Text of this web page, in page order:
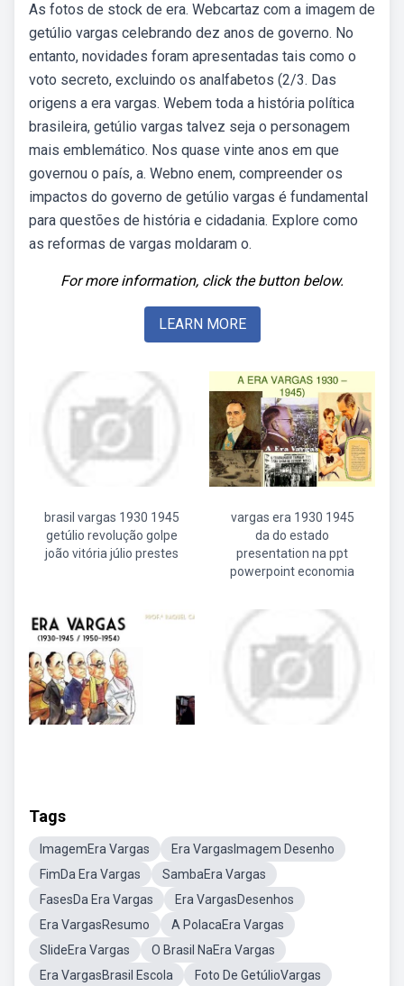
As fotos de stock de era. Webcartaz com a imagem de
getúlio vargas celebrando dez anos de governo. No
entanto, novidades foram apresentadas tais como o
voto secreto, excluindo os analfabetos (2/3. Das
origens a era vargas. Webem toda a história política
brasileira, getúlio vargas talvez seja o personagem
mais emblemático. Nos quase vinte anos em que
governou o país, a. Webno enem, compreender os
impactos do governo de getúlio vargas é fundamental
para questões de história e cidadania. Explore como
as reformas de vargas moldaram o.
For more information, click the button below.
LEARN MORE
brasil vargas 1930 1945
getúlio revolução golpe
joão vitória júlio prestes
vargas era 1930 1945
da do estado
presentation na ppt
powerpoint economia
Tags
ImagemEra Vargas
Era VargasImagem Desenho
FimDa Era Vargas
SambaEra Vargas
FasesDa Era Vargas
Era VargasDesenhos
Era VargasResumo
A PolacaEra Vargas
SlideEra Vargas
O Brasil NaEra Vargas
Era VargasBrasil Escola
Foto De GetúlioVargas